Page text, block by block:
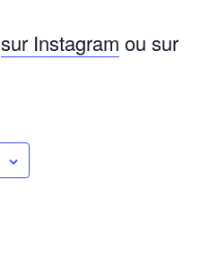
sur Insta­gram ou sur